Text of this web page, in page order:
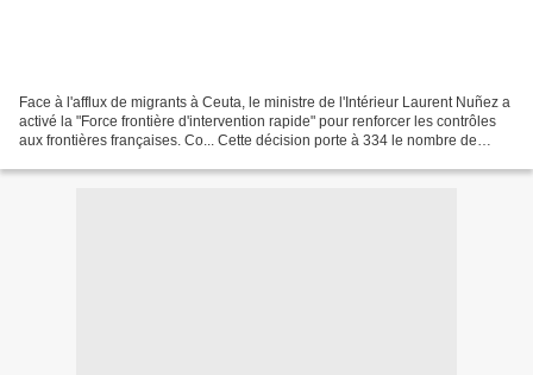
Face à l'afflux de migrants à Ceuta, le ministre de l'Intérieur Laurent Nuñez a
activé la "Force frontière d'intervention rapide" pour renforcer les contrôles
aux frontières françaises. Co... Cette décision porte à 334 le nombre de